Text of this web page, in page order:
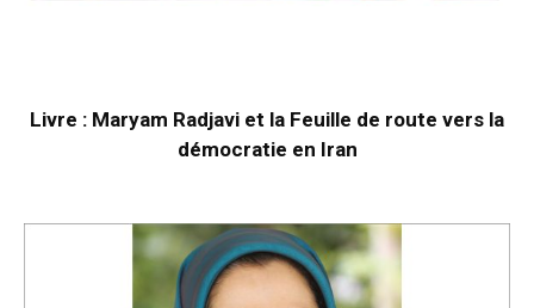
Livre : Maryam Radjavi et la Feuille de route vers la
démocratie en Iran